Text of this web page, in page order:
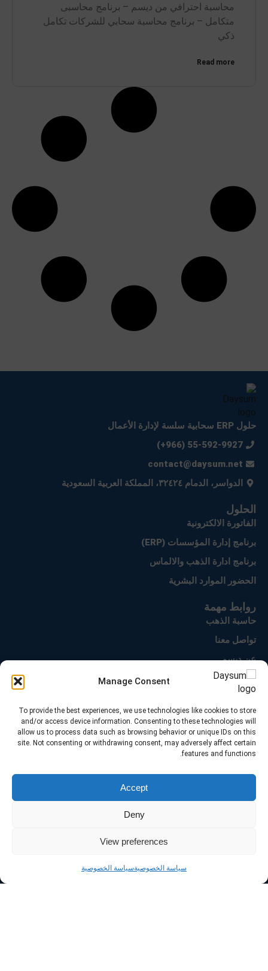
Manage Consent
To provide the best experiences, we use technologies like cookies to store
and/or access device information. Consenting to these technologies will
allow us to process data such as browsing behavior or unique IDs on this
site. Not consenting or withdrawing consent, may adversely affect certain
features and functions.
Accept
Deny
View preferences
سياسة الخصوصيةسياسة الخصوصية
محاسبة احترافي من ديسم – برنامج محاسبى
متكامل – برنامج محاسبة سحابي للشركات تكامل
ذكي
Read more
حلول ERP سحابية سلسة لإدارة الأعمال
55-592-9927 (966+)
contact@daysum.net
الدواسر، الدمام ٣٢٤٢٤، المملكة العربية السعودية
الحلول
الفاتورة الالكترونية
برنامج إدارة المؤسسات (ERP)
برنامج ادارة الذهب والالماس
الحضور الموارد البشرية
روابط مهمة
حاسبة الذهب
تواصل معنا
عن ديسم
سياسة الخصوصية
رقم السجل التجاري : 2050148957